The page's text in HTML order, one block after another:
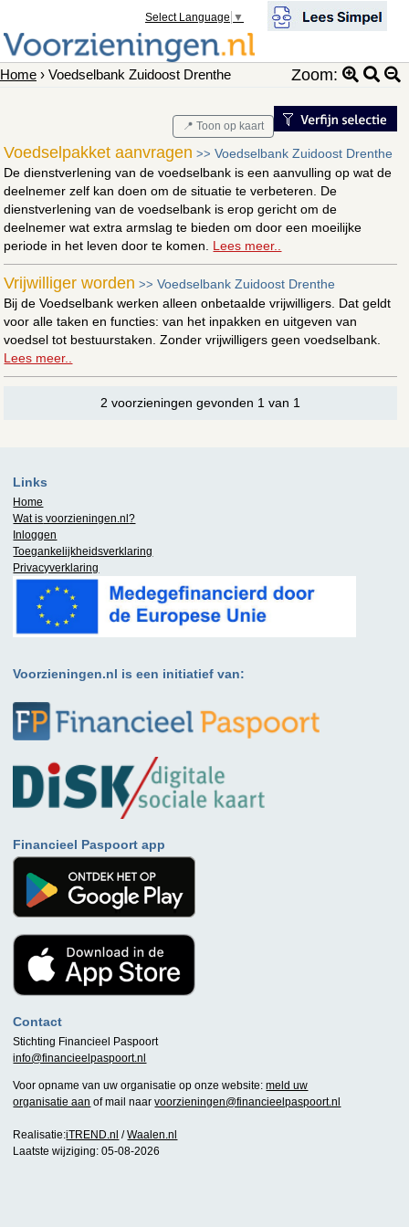
Select Language ▼
Home › Voedselbank Zuidoost Drenthe Zoom:
📍 Toon op kaart
Voedselpakket aanvragen >>Voedselbank Zuidoost Drenthe
De dienstverlening van de voedselbank is een aanvulling op wat de
deelnemer zelf kan doen om de situatie te verbeteren. De
dienstverlening van de voedselbank is erop gericht om de
deelnemer wat extra armslag te bieden om door een moeilijke
periode in het leven door te komen. Lees meer..
Vrijwilliger worden >>Voedselbank Zuidoost Drenthe
Bij de Voedselbank werken alleen onbetaalde vrijwilligers. Dat geldt
voor alle taken en functies: van het inpakken en uitgeven van
voedsel tot bestuurstaken. Zonder vrijwilligers geen voedselbank.
Lees meer..
2 voorzieningen gevonden 1 van 1
Links
Home
Wat is voorzieningen.nl?
Inloggen
Toegankelijkheidsverklaring
Privacyverklaring
Voorzieningen.nl is een initiatief van:
Financieel Paspoort app
Contact
Stichting Financieel Paspoort
info@financieelpaspoort.nl
Voor opname van uw organisatie op onze website:meld uw
organisatie aan of mail naarvoorzieningen@financieelpaspoort.nl
Realisatie:iTREND.nl /Waalen.nl
Laatste wijziging: 05-08-2026